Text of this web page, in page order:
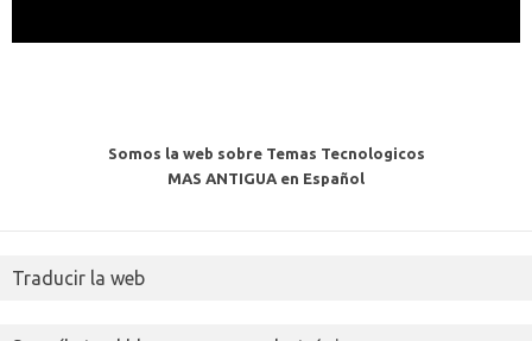
Somos la web sobre Temas Tecnologicos
MAS ANTIGUA en Español
Traducir la web